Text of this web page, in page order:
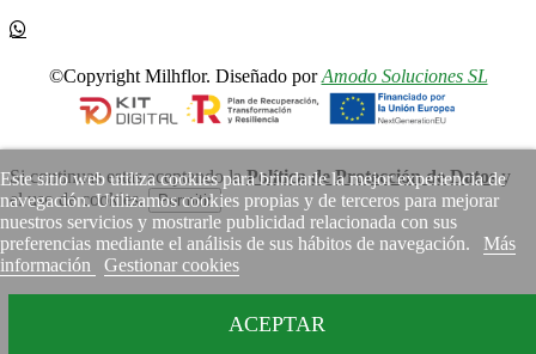
Este sitio web utiliza cookies para brindarle la mejor experiencia de
navegación. Utilizamos cookies propias y de terceros para mejorar
nuestros servicios y mostrarle publicidad relacionada con sus
preferencias mediante el análisis de sus hábitos de navegación.
Más
información
Gestionar cookies
ACEPTAR
©Copyright Milhflor. Diseñado porAmodo Soluciones SL
Si continuas estas aceptando laPolítica de Protección de Datosy
el uso de cookies.
Permitir